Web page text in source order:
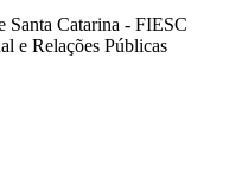
Santa Catarina - FIESC
e Relações Públicas